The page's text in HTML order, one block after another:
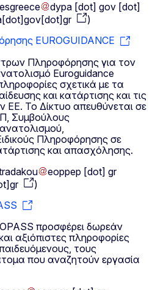
dypa [dot] gov [dot]
)
EUROGUIDANCE
Πληροφόρησης για τον
Euroguidance
σχετικά με τα
και κατάρτισης και τις
ΕΕ. Το Δίκτυο απευθύνεται σε
Συμβούλους
Πληροφόρησης σε
και απασχόλησης.
eoppep [dot] gr
)
προσφέρει δωρεάν
αξιόπιστες πληροφορίες
τους
που αναζητούν εργασία